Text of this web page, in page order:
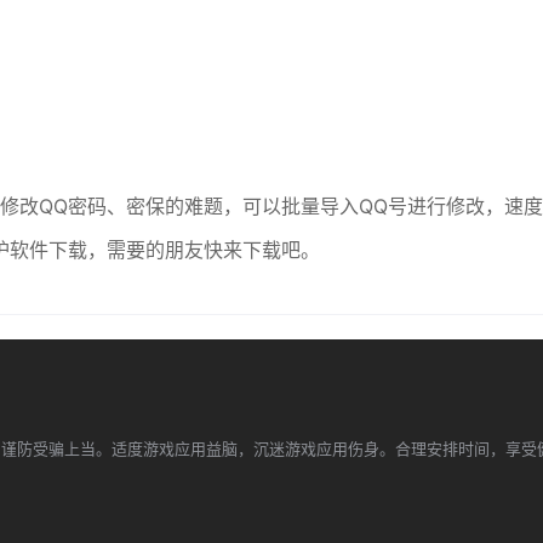
改QQ密码、密保的难题，可以批量导入QQ号进行修改，速度
件下载，需要的朋友快来下载吧。
受骗上当。适度游戏应用益脑，沉迷游戏应用伤身。合理安排时间，享受